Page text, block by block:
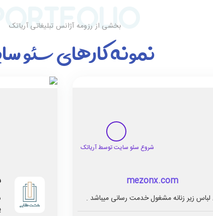
بخشی از رزومه آژانس تبلیغاتی آریاتک
نمونه کارهای سئئو
mezonx.com
زیر زنانه مشغول خدمت رسانی میباشد .